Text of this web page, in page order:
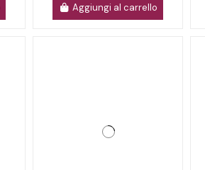
Aggiungi al carrello